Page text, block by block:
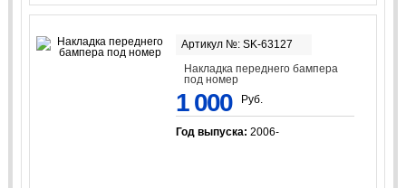
Артикул №: SK-63127
Накладка переднего бампера
под номер
1 000 Руб.
Год выпуска: 2006-